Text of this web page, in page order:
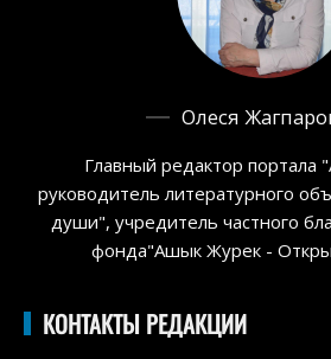
Олеся
Главный редактор портала
руководитель литературного
души", учредитель частного
фонда"Ашык Журек -
КОНТАКТЫ РЕДАКЦИИ